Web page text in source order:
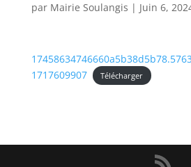
par Mairie Soulangis | Juin 6,
1717609907
Télécharger